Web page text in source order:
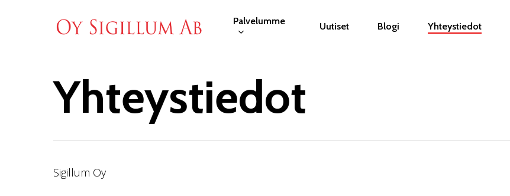
Hit enter to search or ESC to close
Palvelumme Uutiset Blogi Yhteystiedot
Yhteystiedot
Sigillum Oy